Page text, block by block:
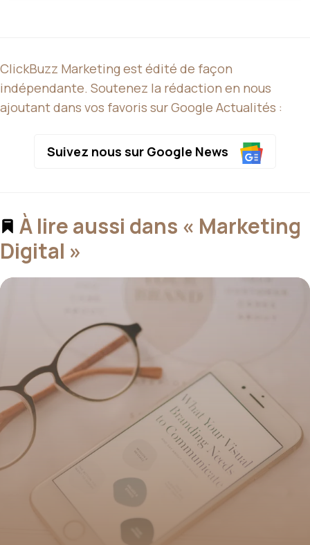
ClickBuzz Marketing est édité de façon
indépendante. Soutenez la rédaction en nous
ajoutant dans vos favoris sur Google Actualités :
Suivez nous sur Google News
À lire aussi dans « Marketing
Digital »